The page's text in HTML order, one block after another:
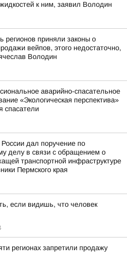
к ним, заявил Володин
регионов приняли законы о
вейпов, этого недостаточно,
Володин
аварийно-спасательное
«Экологическая перспектива»
спасатели
дал поручение по
делу в связи с обращением о
транспортной инфраструктуре
Пермского края
если видишь, что человек
регионах запретили продажу